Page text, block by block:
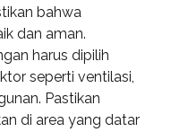
bahwa
dan aman.
harus dipilih
seperti ventilasi,
Pastikan
di area yang datar